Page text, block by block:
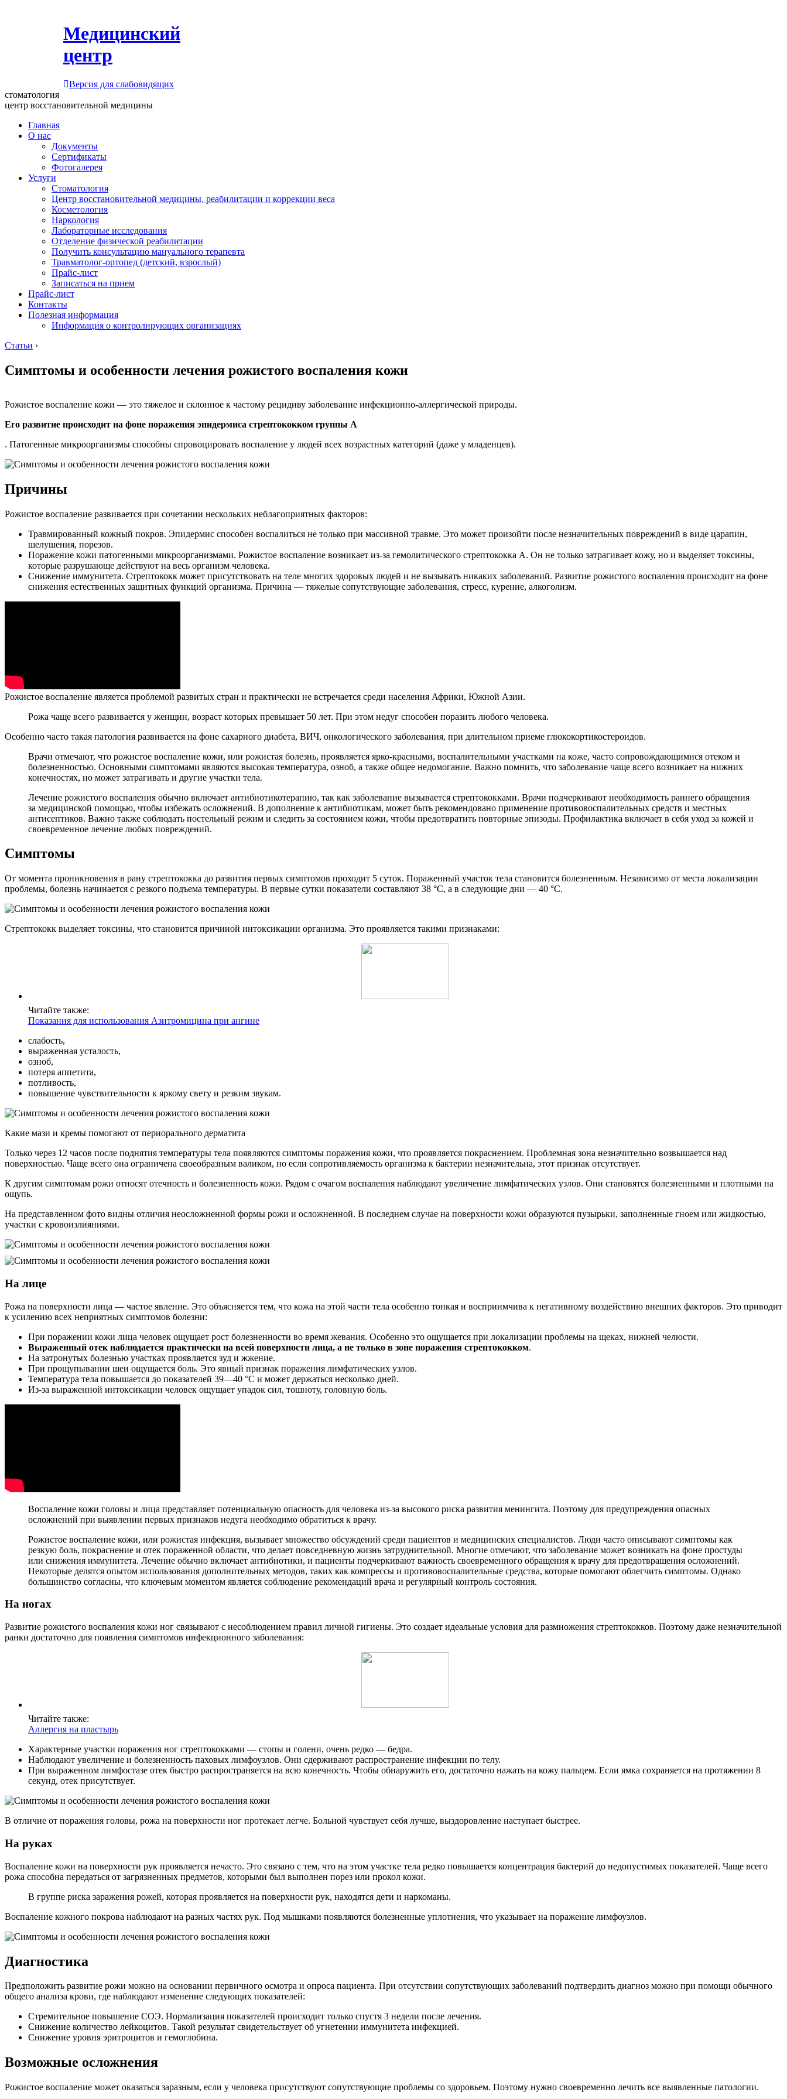
Медицинский
центр
Версия для слабовидящих
стоматология
центр восстановительной медицины
Главная
О нас
Документы
Сертификаты
Фотогалерея
Услуги
Стоматология
Центр восстановительной медицины, реабилитации и коррекции веса
Косметология
Наркология
Лабораторные исследования
Отделение физической реабилитации
Получить консультацию мануального терапевта
Травматолог-ортопед (детский, взрослый)
Прайс-лист
Записаться на прием
Прайс-лист
Контакты
Полезная информация
Информация о контролирующих организациях
Статьи ›
Симптомы и особенности лечения рожистого воспаления кожи
Рожистое воспаление кожи — это тяжелое и склонное к частому рецидиву заболевание инфекционно-аллергической природы.
Его развитие происходит на фоне поражения эпидермиса стрептококком группы А
. Патогенные микроорганизмы способны спровоцировать воспаление у людей всех возрастных категорий (даже у младенцев).
Причины
Рожистое воспаление развивается при сочетании нескольких неблагоприятных факторов:
Травмированный кожный покров. Эпидермис способен воспалиться не только при массивной травме. Это может произойти после незначительных повреждений в виде царапин,
шелушения, порезов.
Поражение кожи патогенными микроорганизмами. Рожистое воспаление возникает из-за гемолитического стрептококка А. Он не только затрагивает кожу, но и выделяет токсины,
которые разрушающе действуют на весь организм человека.
Снижение иммунитета. Стрептококк может присутствовать на теле многих здоровых людей и не вызывать никаких заболеваний. Развитие рожистого воспаления происходит на фоне
снижения естественных защитных функций организма. Причина — тяжелые сопутствующие заболевания, стресс, курение, алкоголизм.
Рожистое воспаление является проблемой развитых стран и практически не встречается среди населения Африки, Южной Азии.
Рожа чаще всего развивается у женщин, возраст которых превышает 50 лет. При этом недуг способен поразить любого человека.
Особенно часто такая патология развивается на фоне сахарного диабета, ВИЧ, онкологического заболевания, при длительном приеме глюкокортикостероидов.
Врачи отмечают, что рожистое воспаление кожи, или рожистая болезнь, проявляется ярко-красными, воспалительными участками на коже, часто сопровождающимися отеком и
болезненностью. Основными симптомами являются высокая температура, озноб, а также общее недомогание. Важно помнить, что заболевание чаще всего возникает на нижних
конечностях, но может затрагивать и другие участки тела.
Лечение рожистого воспаления обычно включает антибиотикотерапию, так как заболевание вызывается стрептококками. Врачи подчеркивают необходимость раннего обращения
за медицинской помощью, чтобы избежать осложнений. В дополнение к антибиотикам, может быть рекомендовано применение противовоспалительных средств и местных
антисептиков. Важно также соблюдать постельный режим и следить за состоянием кожи, чтобы предотвратить повторные эпизоды. Профилактика включает в себя уход за кожей и
своевременное лечение любых повреждений.
Симптомы
От момента проникновения в рану стрептококка до развития первых симптомов проходит 5 суток. Пораженный участок тела становится болезненным. Независимо от места локализации
проблемы, болезнь начинается с резкого подъема температуры. В первые сутки показатели составляют 38 °С, а в следующие дни — 40 °С.
Стрептококк выделяет токсины, что становится причиной интоксикации организма. Это проявляется такими признаками:
Читайте также:
Показания для использования Азитромицина при ангине
слабость,
выраженная усталость,
озноб,
потеря аппетита,
потливость,
повышение чувствительности к яркому свету и резким звукам.
Какие мази и кремы помогают от периорального дерматита
Только через 12 часов после поднятия температуры тела появляются симптомы поражения кожи, что проявляется покраснением. Проблемная зона незначительно возвышается над
поверхностью. Чаще всего она ограничена своеобразным валиком, но если сопротивляемость организма к бактерии незначительна, этот признак отсутствует.
К другим симптомам рожи относят отечность и болезненность кожи. Рядом с очагом воспаления наблюдают увеличение лимфатических узлов. Они становятся болезненными и плотными на
ощупь.
На представленном фото видны отличия неосложненной формы рожи и осложненной. В последнем случае на поверхности кожи образуются пузырьки, заполненные гноем или жидкостью,
участки с кровоизлияниями.
На лице
Рожа на поверхности лица — частое явление. Это объясняется тем, что кожа на этой части тела особенно тонкая и восприимчива к негативному воздействию внешних факторов. Это приводит
к усилению всех неприятных симптомов болезни:
При поражении кожи лица человек ощущает рост болезненности во время жевания. Особенно это ощущается при локализации проблемы на щеках, нижней челюсти.
Выраженный отек наблюдается практически на всей поверхности лица, а не только в зоне поражения стрептококком.
На затронутых болезнью участках проявляется зуд и жжение.
При прощупывании шеи ощущается боль. Это явный признак поражения лимфатических узлов.
Температура тела повышается до показателей 39—40 °С и может держаться несколько дней.
Из-за выраженной интоксикации человек ощущает упадок сил, тошноту, головную боль.
Воспаление кожи головы и лица представляет потенциальную опасность для человека из-за высокого риска развития менингита. Поэтому для предупреждения опасных
осложнений при выявлении первых признаков недуга необходимо обратиться к врачу.
Рожистое воспаление кожи, или рожистая инфекция, вызывает множество обсуждений среди пациентов и медицинских специалистов. Люди часто описывают симптомы как
резкую боль, покраснение и отек пораженной области, что делает повседневную жизнь затруднительной. Многие отмечают, что заболевание может возникать на фоне простуды
или снижения иммунитета. Лечение обычно включает антибиотики, и пациенты подчеркивают важность своевременного обращения к врачу для предотвращения осложнений.
Некоторые делятся опытом использования дополнительных методов, таких как компрессы и противовоспалительные средства, которые помогают облегчить симптомы. Однако
большинство согласны, что ключевым моментом является соблюдение рекомендаций врача и регулярный контроль состояния.
На ногах
Развитие рожистого воспаления кожи ног связывают с несоблюдением правил личной гигиены. Это создает идеальные условия для размножения стрептококков. Поэтому даже незначительной
ранки достаточно для появления симптомов инфекционного заболевания:
Читайте также:
Аллергия на пластырь
Характерные участки поражения ног стрептококками — стопы и голени, очень редко — бедра.
Наблюдают увеличение и болезненность паховых лимфоузлов. Они сдерживают распространение инфекции по телу.
При выраженном лимфостазе отек быстро распространяется на всю конечность. Чтобы обнаружить его, достаточно нажать на кожу пальцем. Если ямка сохраняется на протяжении 8
секунд, отек присутствует.
В отличие от поражения головы, рожа на поверхности ног протекает легче. Больной чувствует себя лучше, выздоровление наступает быстрее.
На руках
Воспаление кожи на поверхности рук проявляется нечасто. Это связано с тем, что на этом участке тела редко повышается концентрация бактерий до недопустимых показателей. Чаще всего
рожа способна передаться от загрязненных предметов, которыми был выполнен порез или прокол кожи.
В группе риска заражения рожей, которая проявляется на поверхности рук, находятся дети и наркоманы.
Воспаление кожного покрова наблюдают на разных частях рук. Под мышками появляются болезненные уплотнения, что указывает на поражение лимфоузлов.
Диагностика
Предположить развитие рожи можно на основании первичного осмотра и опроса пациента. При отсутствии сопутствующих заболеваний подтвердить диагноз можно при помощи обычного
общего анализа крови, где наблюдают изменение следующих показателей:
Стремительное повышение СОЭ. Нормализация показателей происходит только спустя 3 недели после лечения.
Снижение количество лейкоцитов. Такой результат свидетельствует об угнетении иммунитета инфекцией.
Снижение уровня эритроцитов и гемоглобина.
Возможные осложнения
Рожистое воспаление может оказаться заразным, если у человека присутствуют сопутствующие проблемы со здоровьем. Поэтому нужно своевременно лечить все выявленные патологии.